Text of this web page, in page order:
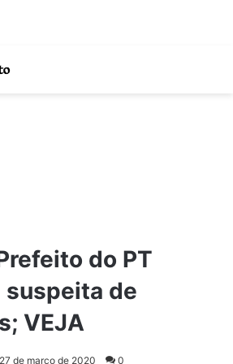
do PT
suspeita de
VEJA
27 de março de 2020 0